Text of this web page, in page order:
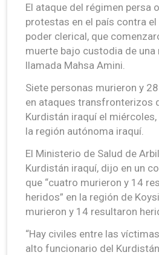
El ataque del régimen persa
protestas en el país contra el
poder clerical, que
muerte bajo custodia de una
llamada Mahsa Amini.
Siete personas murieron y
en ataques transfronterizos
Kurdistán iraquí el
la región autónoma iraquí.
El Ministerio de Salud de
Kurdistán iraquí, dijo en un
que “cuatro murieron y 14
heridos” en la región de
murieron y 14 resultaron
“Hay civiles entre las
alto funcionario del